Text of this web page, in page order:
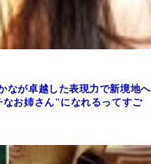
なが卓越した表現力で新境地へ
なお姉さん"になれるってすご